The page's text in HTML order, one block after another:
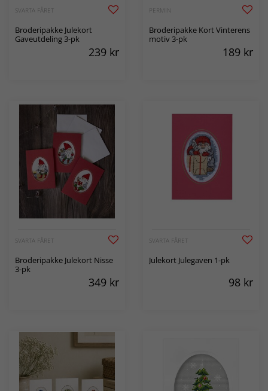
SVARTA FÅRET
Broderipakke Julekort
Gaveutdeling 3-pk
239 kr
PERMIN
Broderipakke Kort Vinterens
motiv 3-pk
189 kr
SVARTA FÅRET
Broderipakke Julekort Nisse
3-pk
349 kr
SVARTA FÅRET
Julekort Julegaven 1-pk
98 kr